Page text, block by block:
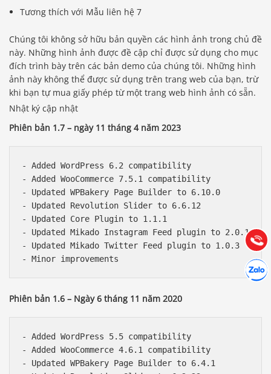
Tương thích với Mẫu liên hệ 7
Chúng tôi không sở hữu bản quyền các hình ảnh trong chủ đề
này. Những hình ảnh được đề cập chỉ được sử dụng cho mục
đích trình bày trên các bản demo của chúng tôi. Những hình
ảnh này không thể được sử dụng trên trang web của bạn, trừ
khi bạn tự mua giấy phép từ một trang web hình ảnh có sẵn.
Nhật ký cập nhật
Phiên bản 1.7 – ngày 11 tháng 4 năm 2023
- Added WordPress 6.2 compatibility
- Added WooCommerce 7.5.1 compatibility
- Updated WPBakery Page Builder to 6.10.0
- Updated Revolution Slider to 6.6.12
- Updated Core Plugin to 1.1.1
- Updated Mikado Instagram Feed plugin to 2.0.1
- Updated Mikado Twitter Feed plugin to 1.0.3
Phiên bản 1.6 – Ngày 6 tháng 11 năm 2020
- Added WordPress 5.5 compatibility
- Added WooCommerce 4.6.1 compatibility
- Updated WPBakery Page Builder to 6.4.1
Gọi
Báo giá & Đặt hàng:
0903.976.769
(028) 22.166.144
Chát
Tư vấn